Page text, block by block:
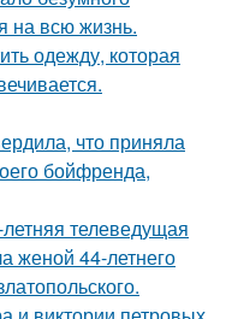
на всю жизнь.
одежду, которая
что приняла
бойфренда,
телеведущая
женой 44-летнего